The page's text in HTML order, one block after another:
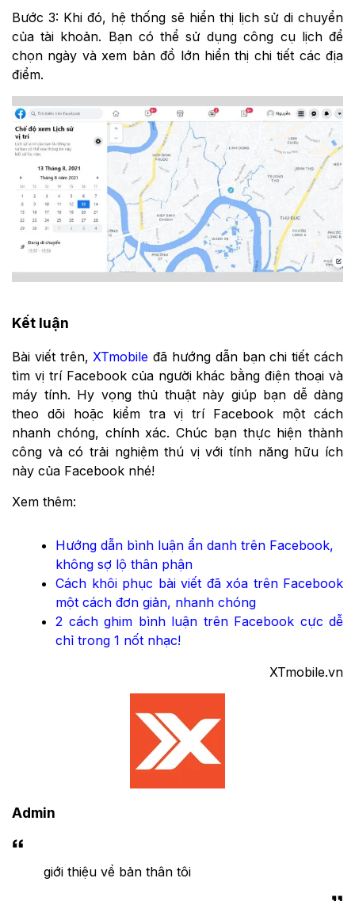
Bước 3: Khi đó, hệ thống sẽ hiển thị lịch sử di chuyển
của tài khoản. Bạn có thể sử dụng công cụ lịch để
chọn ngày và xem bản đồ lớn hiển thị chi tiết các địa
điểm.
Kết luận
Bài viết trên,XTmobile đã hướng dẫn bạn chi tiết cách
tìm vị trí Facebook của người khác bằng điện thoại và
máy tính. Hy vọng thủ thuật này giúp bạn dễ dàng
theo dõi hoặc kiểm tra vị trí Facebook một cách
nhanh chóng, chính xác. Chúc bạn thực hiện thành
công và có trải nghiệm thú vị với tính năng hữu ích
này của Facebook nhé!
Xem thêm:
Hướng dẫn bình luận ẩn danh trên Facebook,
không sợ lộ thân phận
Cách khôi phục bài viết đã xóa trên Facebook
một cách đơn giản, nhanh chóng
2 cách ghim bình luận trên Facebook cực dễ
chỉ trong 1 nốt nhạc!
XTmobile.vn
Admin
giới thiệu về bản thân tôi